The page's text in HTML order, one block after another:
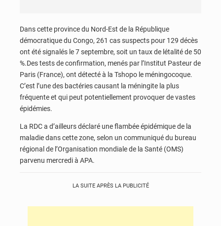
Dans cette province du Nord-Est de la République
démocratique du Congo, 261 cas suspects pour 129 décès
ont été signalés le 7 septembre, soit un taux de létalité de 50
%.Des tests de confirmation, menés par l’Institut Pasteur de
Paris (France), ont détecté à la Tshopo le méningocoque.
C’est l’une des bactéries causant la méningite la plus
fréquente et qui peut potentiellement provoquer de vastes
épidémies.
La RDC a d’ailleurs déclaré une flambée épidémique de la
maladie dans cette zone, selon un communiqué du bureau
régional de l’Organisation mondiale de la Santé (OMS)
parvenu mercredi à APA.
LA SUITE APRÈS LA PUBLICITÉ